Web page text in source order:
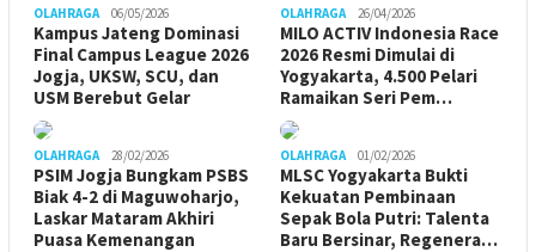
OLAHRAGA 06/05/2026
Kampus Jateng Dominasi
Final Campus League 2026
Jogja, UKSW, SCU, dan
USM Berebut Gelar
OLAHRAGA 26/04/2026
MILO ACTIV Indonesia Race
2026 Resmi Dimulai di
Yogyakarta, 4.500 Pelari
Ramaikan Seri Pem…
OLAHRAGA 28/02/2026
PSIM Jogja Bungkam PSBS
Biak 4-2 di Maguwoharjo,
Laskar Mataram Akhiri
Puasa Kemenangan
OLAHRAGA 01/02/2026
MLSC Yogyakarta Bukti
Kekuatan Pembinaan
Sepak Bola Putri: Talenta
Baru Bersinar, Regenera…